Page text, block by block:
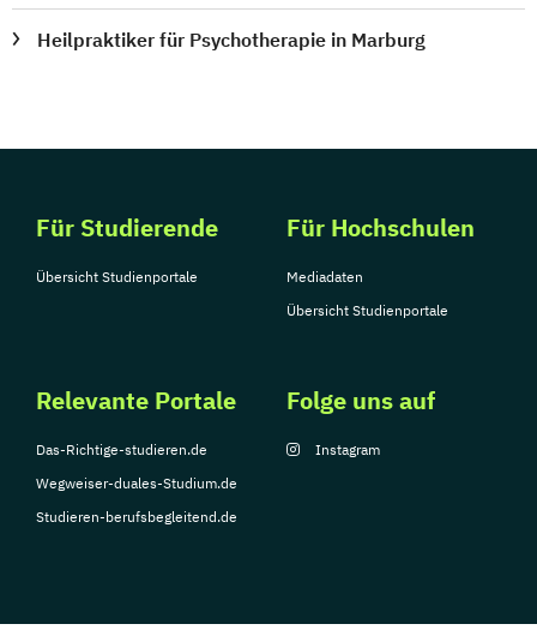
Heilpraktiker für Psychotherapie in Marburg
Für Studierende
Übersicht Studienportale
Für Hochschulen
Mediadaten
Übersicht Studienportale
Relevante Portale
Das-Richtige-studieren.de
Wegweiser-duales-Studium.de
Studieren-berufsbegleitend.de
Folge uns auf
Instagram